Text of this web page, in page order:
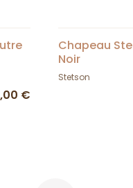
€
Chapeau
Noir
Stetson